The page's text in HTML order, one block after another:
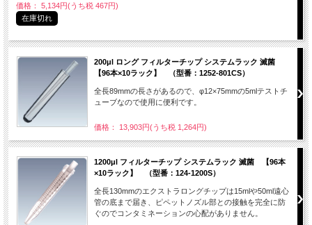
価格： 5,134円(うち税 467円)
在庫切れ
200μl ロング フィルターチップ システムラック 滅菌
【96本×10ラック】 （型番：1252-801CS）
全長89mmの長さがあるので、φ12×75mmの5mlテストチ
ューブなので使用に便利です。
価格： 13,903円(うち税 1,264円)
1200μl フィルターチップ システムラック 滅菌 【96本
×10ラック】 （型番：124-1200S）
全長130mmのエクストラロングチップは15mlや50ml遠心
管の底まで届き、ピペットノズル部との接触を完全に防
ぐのでコンタミネーションの心配がありません。